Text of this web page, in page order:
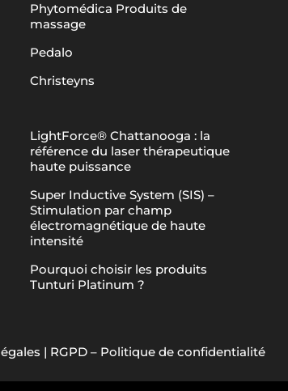
Phytomédica Produits de
massage
Pedalo
Christeyns
LightForce® Chattanooga : la
référence du laser thérapeutique
haute puissance
Super Inductive System (SIS) –
Stimulation par champ
électromagnétique de haute
intensité
Pourquoi choisir les produits
Tunturi Platinum ?
| RGPD – Politique de confidentialité